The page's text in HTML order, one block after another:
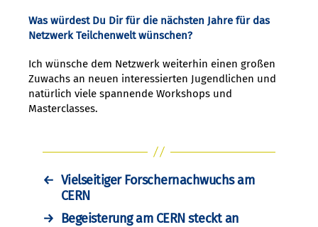
Was würdest Du Dir für die nächsten Jahre für das
Netzwerk Teilchenwelt wünschen?
Ich wünsche dem Netzwerk weiterhin einen großen
Zuwachs an neuen interessierten Jugendlichen und
natürlich viele spannende Workshops und
Masterclasses.
← Vielseitiger Forschernachwuchs am
CERN
→ Begeisterung am CERN steckt an